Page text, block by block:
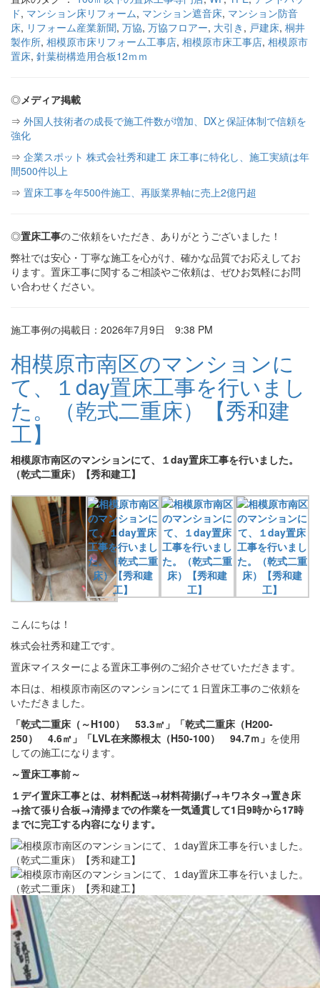
ド, マンション床リフォーム, マンション遮音床, マンション防音
床, リフォーム産業新聞, 万協, 万協フロアー, 大引き , 戸建床, 桐井
製作所, 相模原市床リフォーム工事店, 相模原市床工事店, 相模原市
置床, 針葉樹構造用合板12ｍｍ
◎メディア掲載
⇒ 外国人技術者の成長で施工件数が増加、DXと保証体制で信頼を
強化
⇒ 企業スポット 株式会社秀和建工 床工事に特化し、施工実績は年
間500件以上
⇒ 置床工事を年500件施工、再販業界軸に売上2億円超
◎置床工事のご依頼をいただき、ありがとうございました！
弊社では安心・丁寧な施工を心がけ、確かな品質でお応えしてお
ります。置床工事に関するご相談やご依頼は、ぜひお気軽にお問
い合わせください。
施工事例の掲載日：2026年7月9日 9:38 PM
相模原市南区のマンションに
て、１day置床工事を行いまし
た。（乾式二重床）【秀和建
工】
相模原市南区のマンションにて、１day置床工事を行いました。
（乾式二重床）【秀和建工】
こんにちは！
株式会社秀和建工です。
置床マイスターによる置床工事例のご紹介させていただきます。
本日は、相模原市南区のマンションにて１日置床工事のご依頼を
いただきました。
「乾式二重床（～H100） 53.3㎡」「乾式二重床（H200-
250） 4.6㎡」「LVL在来際根太（H50-100） 94.7ｍ」 を使用
しての施工になります。
～置床工事前～
１デイ置床工事とは、材料配送→材料荷揚げ→キワネタ→置き床
→捨て張り合板→清掃までの作業を一気通貫して1日9時から17時
までに完工する内容になります。